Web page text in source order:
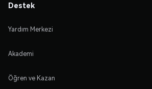
Destek
Yardım Merkezi
Akademi
Öğren ve Kazan